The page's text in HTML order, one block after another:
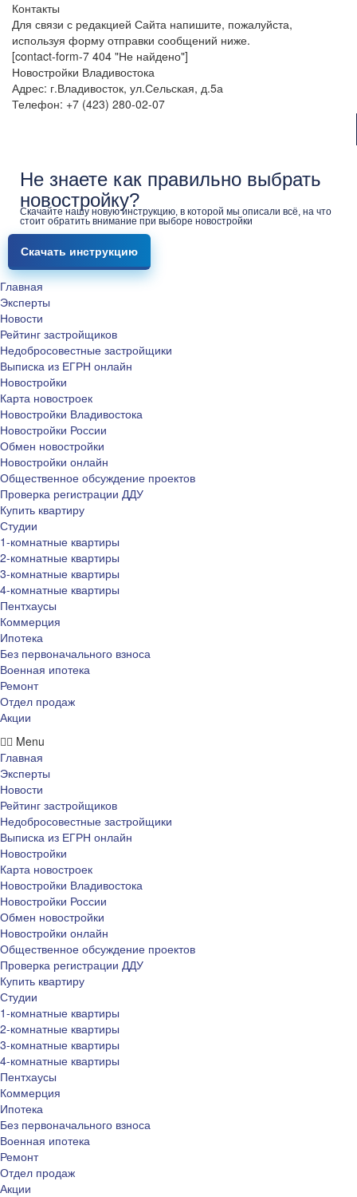
Контакты
Для связи с редакцией Сайта напишите, пожалуйста,
используя форму отправки сообщений ниже.
[contact-form-7 404 "Не найдено"]
Новостройки Владивостока
Адрес: г.Владивосток, ул.Сельская, д.5а
Телефон: +7 (423) 280-02-07
Не знаете как правильно выбрать
новостройку?
Скачайте нашу новую инструкцию, в которой мы описали всё, на что
стоит обратить внимание при выборе новостройки
Скачать инструкцию
Главная
Эксперты
Новости
Рейтинг застройщиков
Недобросовестные застройщики
Выписка из ЕГРН онлайн
Новостройки
Карта новостроек
Новостройки Владивостока
Новостройки России
Обмен новостройки
Новостройки онлайн
Общественное обсуждение проектов
Проверка регистрации ДДУ
Купить квартиру
Студии
1-комнатные квартиры
2-комнатные квартиры
3-комнатные квартиры
4-комнатные квартиры
Пентхаусы
Коммерция
Ипотека
Без первоначального взноса
Военная ипотека
Ремонт
Отдел продаж
Акции
Menu
Главная
Эксперты
Новости
Рейтинг застройщиков
Недобросовестные застройщики
Выписка из ЕГРН онлайн
Новостройки
Карта новостроек
Новостройки Владивостока
Новостройки России
Обмен новостройки
Новостройки онлайн
Общественное обсуждение проектов
Проверка регистрации ДДУ
Купить квартиру
Студии
1-комнатные квартиры
2-комнатные квартиры
3-комнатные квартиры
4-комнатные квартиры
Пентхаусы
Коммерция
Ипотека
Без первоначального взноса
Военная ипотека
Ремонт
Отдел продаж
Акции